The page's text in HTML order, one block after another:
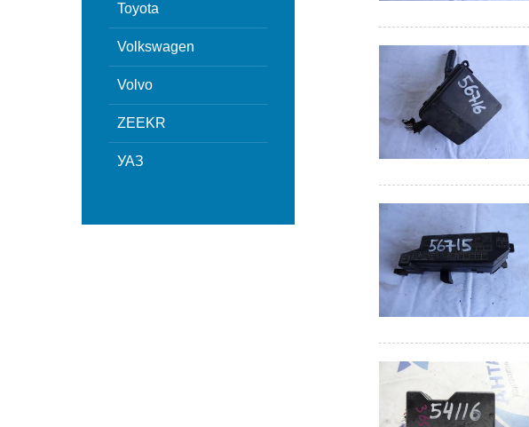
Toyota
Volkswagen
Volvo
ZEEKR
УАЗ